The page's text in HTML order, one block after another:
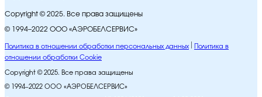
Copyright © 2025. Все права защищены
© 1994–2022 ООО «АЭРОБЕЛСЕРВИС»
Политика в отношении обработки персональных данных
Политика в
отношении обработки Cookie
Copyright © 2025. Все права защищены
© 1994–2022 ООО «АЭРОБЕЛСЕРВИС»